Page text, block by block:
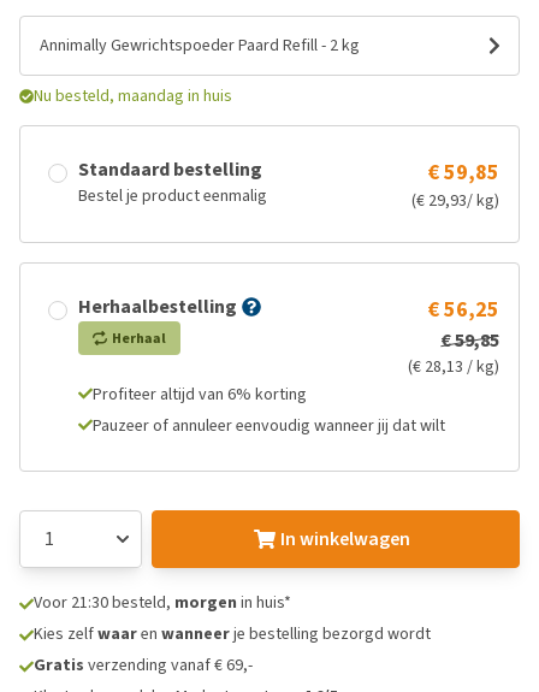
Annimally Gewrichtspoeder Paard Refill - 2 kg
Nu besteld, maandag in huis
Standaard bestelling
Bestel je product eenmalig
€ 59,85
(€ 29,93/ kg)
Herhaalbestelling
Herhaal
€ 56,25
€ 59,85
(€ 28,13 / kg)
Profiteer altijd van 6% korting
Pauzeer of annuleer eenvoudig wanneer jij dat wilt
In winkelwagen
Voor 21:30 besteld, morgen in huis*
Kies zelfwaaren wanneerje bestelling bezorgd wordt
Gratis verzending vanaf € 69,-